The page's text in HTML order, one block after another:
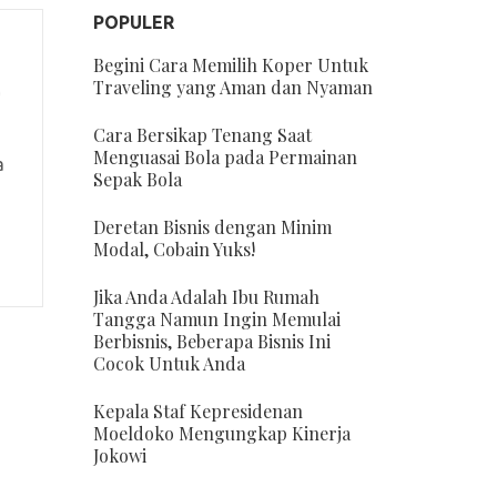
POPULER
Begini Cara Memilih Koper Untuk
Traveling yang Aman dan Nyaman
Cara Bersikap Tenang Saat
Menguasai Bola pada Permainan
Sepak Bola
Deretan Bisnis dengan Minim
Modal, Cobain Yuks!
Jika Anda Adalah Ibu Rumah
Tangga Namun Ingin Memulai
Berbisnis, Beberapa Bisnis Ini
Cocok Untuk Anda
Kepala Staf Kepresidenan
Moeldoko Mengungkap Kinerja
Jokowi